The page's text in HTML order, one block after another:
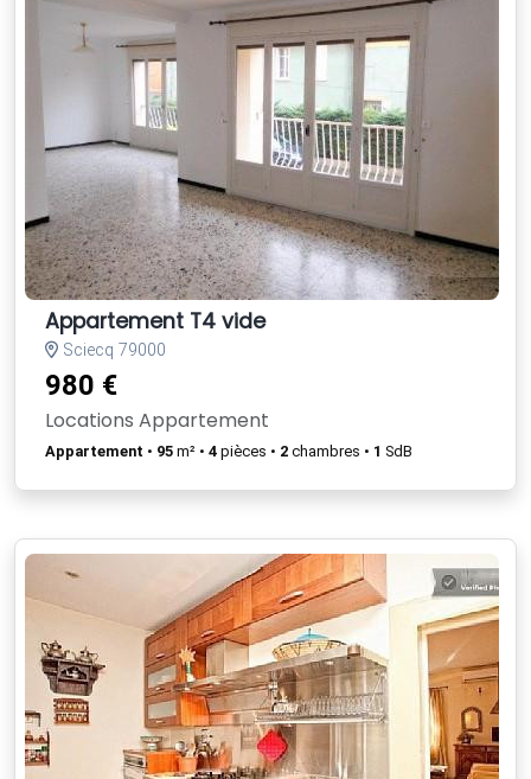
Appartement T4 vide
Sciecq 79000
980 €
Locations Appartement
Appartement • 95 m² • 4 pièces • 2 chambres • 1 SdB